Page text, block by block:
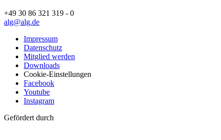
+49 30 86 321 319 - 0
alg@alg.de
Impressum
Datenschutz
Mitglied werden
Downloads
Cookie-Einstellungen
Facebook
Youtube
Instagram
Gefördert durch